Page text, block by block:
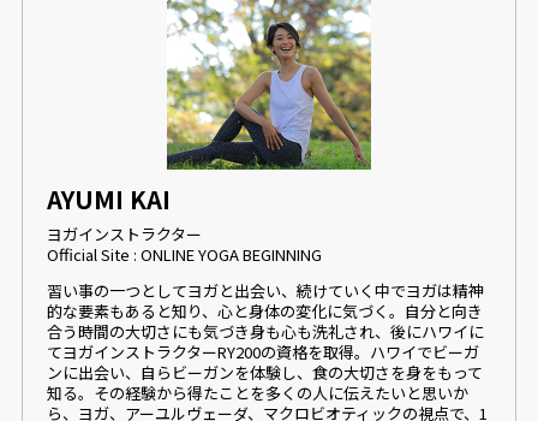
AYUMI KAI
ヨガインストラクター
Official Site : ONLINE YOGA BEGINNING
習い事の一つとしてヨガと出会い、続けていく中でヨガは精神
的な要素もあると知り、心と身体の変化に気づく。自分と向き
合う時間の大切さにも気づき身も心も洗礼され、後にハワイに
てヨガインストラクターRY200の資格を取得。ハワイでビーガ
ンに出会い、自らビーガンを体験し、食の大切さを身をもって
知る。その経験から得たことを多くの人に伝えたいと思いか
ら、ヨガ、アーユルヴェーダ、マクロビオティックの視点で、1